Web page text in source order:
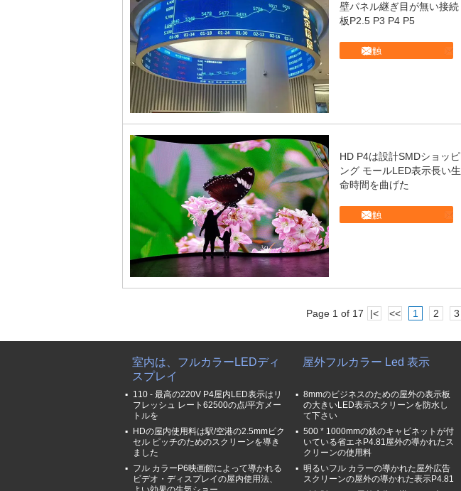
壁パネル継ぎ目が無い接続
板P2.5 P3 P4 P5
接触
HD P4は設計SMDショッピ
ング モールLED表示長い生
命時間を曲げた
接触
Page 1 of 17 |< << 1 2 3
室内は、フルカラーLEDディ
スプレイ
110 - 最高の220V P4屋内LED表示はリ
フレッシュ レート62500の点/平方メー
トルを
HDの屋内使用料は駅/空港の2.5mmピク
セル ピッチのためのスクリーンを導き
ました
フル カラーP6映画館によって導かれる
ビデオ・ディスプレイの屋内使用法、
屋外フルカラー Led 表示
8mmのビジネスのための屋外の表示板
の大きいLED表示スクリーンを防水し
て下さい
500 * 1000mmの鉄のキャビネットが付
いている省エネP4.81屋外の導かれたス
クリーンの使用料
明るいフル カラーの導かれた屋外広告
スクリーンの屋外の導かれた表示P4.81